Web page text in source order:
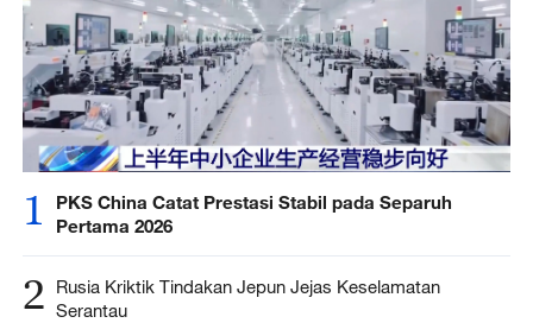
1
PKS China Catat Prestasi Stabil pada Separuh
Pertama 2026
2
Rusia Kriktik Tindakan Jepun Jejas Keselamatan
Serantau